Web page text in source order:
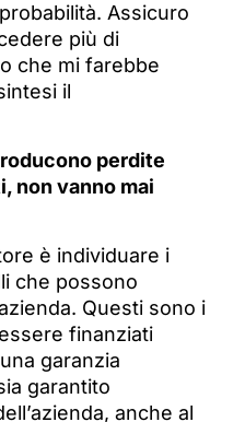
Assicuro
più di
che mi farebbe
il
perdite
non vanno mai
è individuare i
che possono
Questi sono i
finanziati
garanzia
garantito
anche al